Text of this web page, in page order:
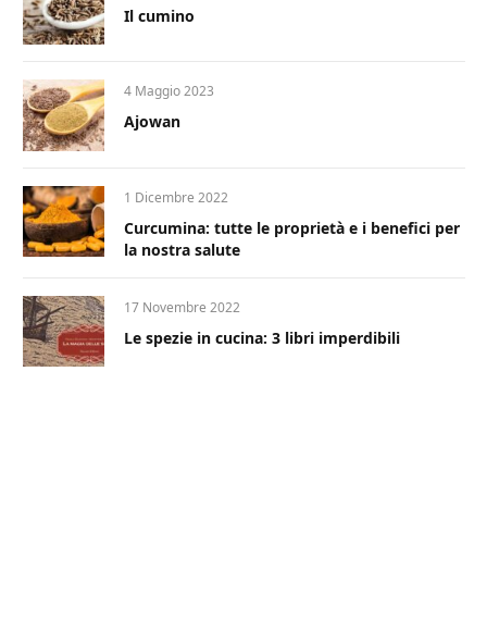
Il cumino
4 Maggio 2023
Ajowan
1 Dicembre 2022
Curcumina: tutte le proprietà e i benefici per
la nostra salute
17 Novembre 2022
Le spezie in cucina: 3 libri imperdibili